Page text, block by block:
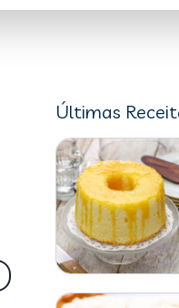
Últimas